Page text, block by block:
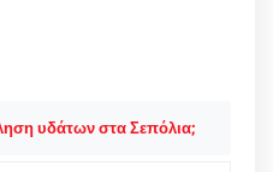
υδάτων στα Σεπόλια;